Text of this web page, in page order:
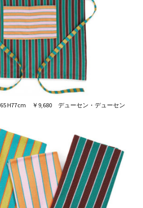
H77cm ￥9,680 デューセン・デューセン